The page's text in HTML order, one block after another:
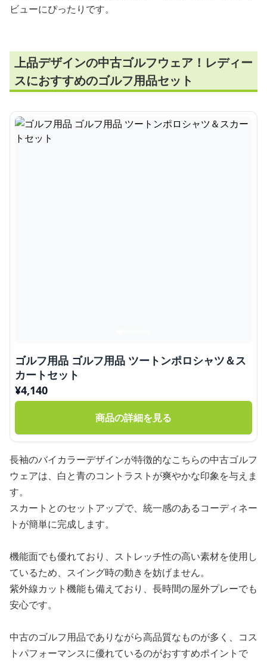
ビューにぴったりです。
上品デザインの中古ゴルフウェア！レディー
スにおすすめのゴルフ用品セット
ゴルフ用品 ゴルフ用品 ツートンポロシャツ＆ス
カートセット
¥4,140
商品の詳細を見る
長袖のバイカラーデザインが特徴的なこちらの中古ゴルフ
ウェアは、白と青のコントラストが爽やかな印象を与えま
す。
スカートとのセットアップで、統一感のあるコーディネー
トが簡単に完成します。
機能面でも優れており、ストレッチ性の高い素材を使用し
ているため、スイング時の動きを妨げません。
紫外線カット機能も備えており、長時間の屋外プレーでも
安心です。
中古のゴルフ用品でありながら高品質なものが多く、コス
トパフォーマンスに優れているのがおすすめポイントで